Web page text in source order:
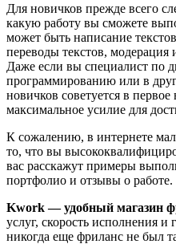
Для новичков прежде всего
какую работу вы сможете
может быть написание
переводы текстов, модерация
Даже если вы специалист по
программированию или в
новичков советуется в
максимальное усилие для
К сожалению, в интернете
то, что вы
вас расскажут примеры
портфолио и отзывы о работе.
Kwork — удобный магазин
услуг, скорость исполнения и
никогда еще фриланс не был